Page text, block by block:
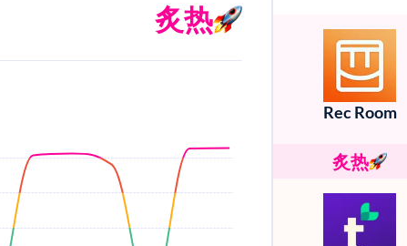
炙热
Rec Room
炙热